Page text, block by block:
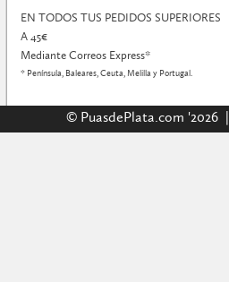
EN TODOS TUS PEDIDOS SUPERIORES
A 45€
Mediante Correos Express*
* Península, Baleares, Ceuta, Melilla y Portugal.
© PuasdePlata.com '2026 |